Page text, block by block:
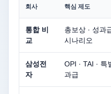
회사 핵심 제도
통합 비
교
총보상 · 성과
시나리오
삼성전
자
OPI · TAI · 특
과급